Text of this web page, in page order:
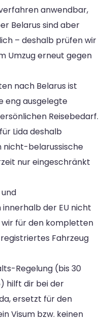
anwendbar,
Belarus sind aber
– deshalb prüfen wir
Umzug erneut gegen
nach Belarus ist
eng ausgelegte
Reisebedarf.
Lida deshalb
nicht-belarussische
nur eingeschränkt
der EU nicht
für den kompletten
Fahrzeug
Regelung (bis 30
hilft dir bei der
ersetzt für den
Visum bzw. keinen